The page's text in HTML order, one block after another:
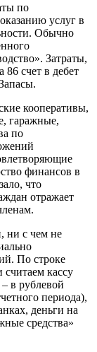
по
услуг в
Обычно
Затраты,
счет в дебет
кооперативы,
гаражные,
по
финансов в
что
отражает
ни с чем не
По строке
считаем кассу
в рублевой
периода),
деньги на
средства»